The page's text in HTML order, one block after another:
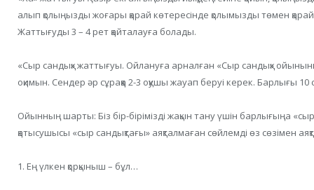
алып қолыңызды жоғары қарай көтересінде қолымызды төмен
Жаттығуды 3 – 4 рет қайталауға болады.
«Сыр сандық» жаттығуы. Ойлануға арналған «Сыр сандық»
оқимын. Сендер әр сұраққа 2-3 оқушы жауап беруі керек. Барлығы 10
Ойынның шарты: Біз бір-бірімізді жақын тану үшін барлығыңа
қатысушысы «сыр сандықтағы» аяқталмаған сөйлемді өз сөзімен
1. Ең үлкен қорқыныш – бұл…